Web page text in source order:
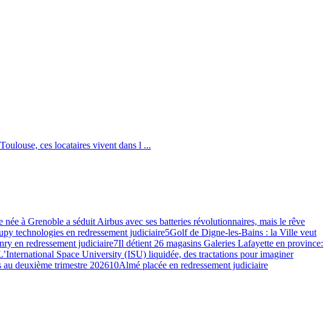
ces locataires vivent dans l ...
née à Grenoble a séduit Airbus avec ses batteries révolutionnaires, mais le rêve
technologies en redressement judiciaire5Golf de Digne-les-Bains : la Ville veut
en redressement judiciaire7Il détient 26 magasins Galeries Lafayette en province:
Space University (ISU) liquidée, des tractations pour imaginer
deuxième trimestre 202610Almé placée en redressement judiciaire